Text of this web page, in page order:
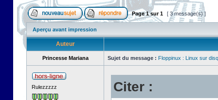
Page1sur1 [ 3 message(s) ]
Aperçu avant impression
Auteur
Princesse Mariana Sujet du message : Floppinux : Linux sur
Rulezzzzz Citer :